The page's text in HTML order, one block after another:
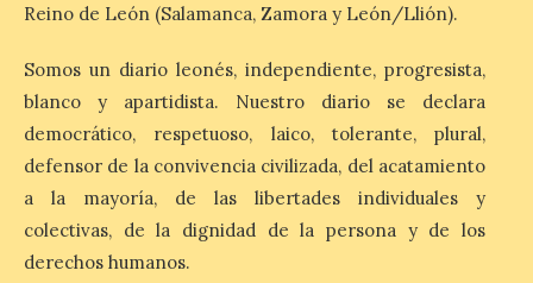
6 Ago 2026
La retinopatía solar puede
provocar pérdida de
visión central, manchas en
el campo visual y
alteraciones en la
percepción de formas y colores. El
especialista en Oftalmología del Hospital
San Juan de Dios de León, Dr. Mahave
Ruiz, advierte de […]
Reino de León (Salamanca, Zamora y León/Llión).
Somos un diario leonés, independiente, progresista,
blanco y apartidista. Nuestro diario se declara
democrático, respetuoso, laico, tolerante, plural,
defensor de la convivencia civilizada, del acatamiento
a la mayoría, de las libertades individuales y
colectivas, de la dignidad de la persona y de los
derechos humanos.